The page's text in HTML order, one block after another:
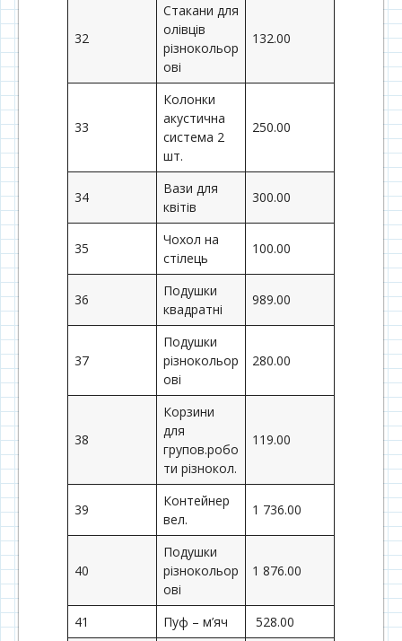
32
Стакани для
олівців
різнокольор
ові
132.00
33
Колонки
акустична
система 2
шт.
250.00
34
Вази для
квітів
300.00
35
Чохол на
стілець
100.00
36
Подушки
квадратні
989.00
37
Подушки
різнокольор
ові
280.00
38
Корзини
для
групов.робо
ти різнокол.
119.00
39
Контейнер
вел.
1 736.00
40
Подушки
різнокольор
ові
1 876.00
41 Пуф – м’яч 528.00